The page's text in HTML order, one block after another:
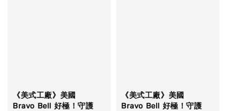
《美式工廠》美國
Bravo Bell 好極！守護
《美式工廠》美國
Bravo Bell 好極！守護